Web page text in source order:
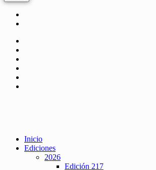
Inicio
Ediciones
2026
Edición 217